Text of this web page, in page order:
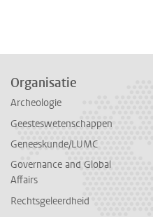
Organisatie
Archeologie
Geesteswetenschappen
Geneeskunde/LUMC
Governance and Global
Affairs
Rechtsgeleerdheid